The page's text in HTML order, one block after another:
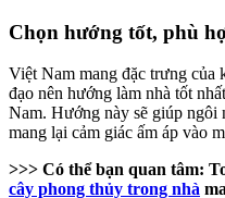
Chọn hướng tốt, phù
Việt Nam mang đặc trưng của
đạo nên hướng làm nhà tốt
Nam. Hướng này sẽ giúp ngôi
mang lại cảm giác ấm áp vào
>>> Có thể bạn quan tâm:
cây phong thủy trong nhà